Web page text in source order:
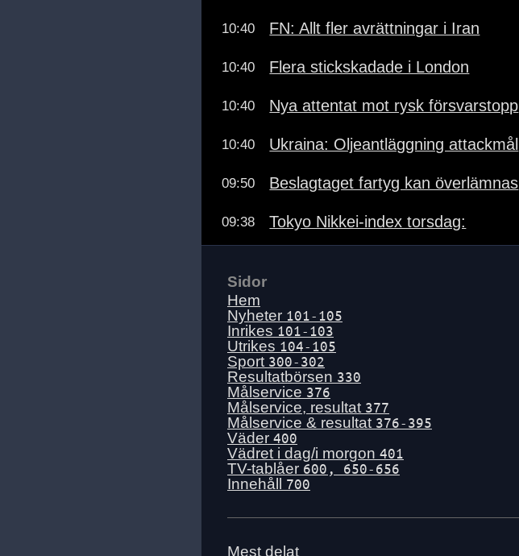
10:40 FN: Allt fler avrättningar i Iran
10:40 Flera stickskadade i London
10:40 Nya attentat mot rysk försvarstopp
10:40 Ukraina: Oljeantläggning attackmål
09:50 Beslagtaget fartyg kan överlämnas
09:38 Tokyo Nikkei-index torsdag:
Sidor
Hem
Nyheter 101-105
Inrikes 101-103
Utrikes 104-105
Sport 300-302
Resultatbörsen 330
Målservice 376
Målservice, resultat 377
Målservice & resultat 376-395
Väder 400
Vädret i dag/i morgon 401
TV-tablåer 600, 650-656
Innehåll 700
Mest delat